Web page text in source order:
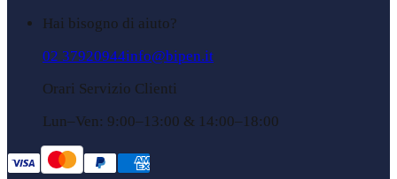
Hai bisogno di aiuto?
02 37920944info@bipen.it
Orari Servizio Clienti
Lun–Ven: 9:00–13:00 & 14:00–18:00